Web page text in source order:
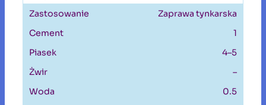
Zaprawa tynkarska
1
4–5
–
0.5